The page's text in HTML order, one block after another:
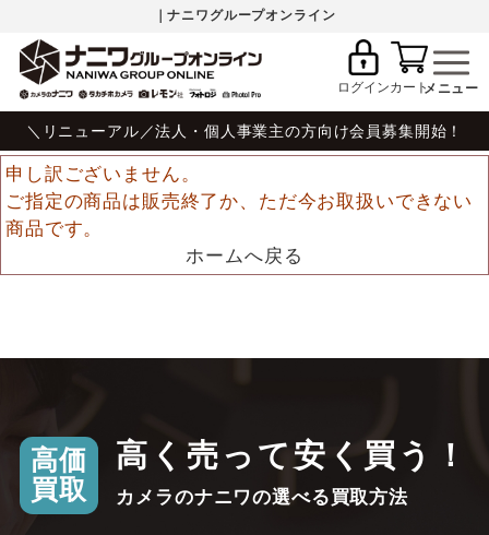
｜ナニワグループオンライン
ログインカート
＼リニューアル／法人・個人事業主の方向け会員募集開始！
申し訳ございません。
ご指定の商品は販売終了か、ただ今お取扱いできない
商品です。
ホームへ戻る
高価
買取
高く売って安く買う！
カメラのナニワの選べる買取方法